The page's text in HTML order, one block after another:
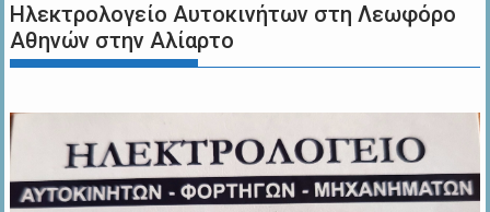
Ηλεκτρολογείο Αυτοκινήτων στη Λεωφόρο
Αθηνών στην Αλίαρτο